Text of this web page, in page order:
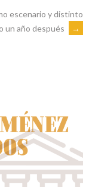
escenario y distinto
un año después
→